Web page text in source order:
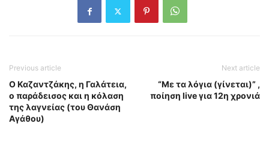
Previous article
Ο Καζαντζάκης, η Γαλάτεια,
ο παράδεισος και η κόλαση
της λαγνείας (του Θανάση
Αγάθου)
Next article
“Με τα λόγια (γίνεται)” ,
ποίηση live για 12η χρονιά